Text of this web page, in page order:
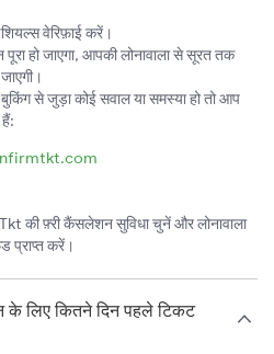
वेरिफ़ाई करें।
हो जाएगा, आपकी लोनावाला से सूरत तक
से जुड़ा कोई सवाल या समस्या हो तो आप
की फ़्री कैंसलेशन सुविधा चुनें और लोनावाला
प्राप्त करें।
के लिए कितने दिन पहले टिकट